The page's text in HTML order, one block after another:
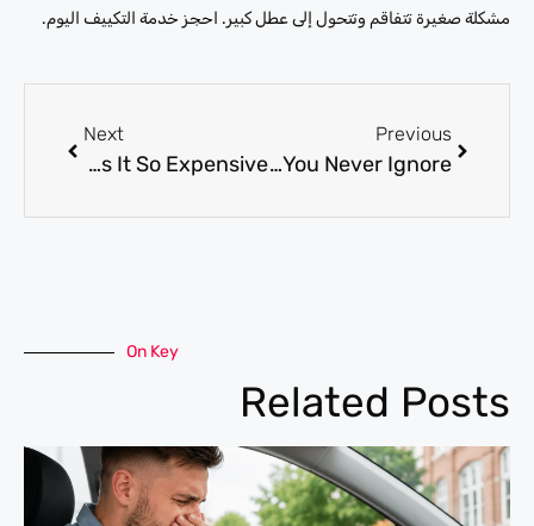
مشكلة صغيرة تتفاقم وتتحول إلى عطل كبير. احجز خدمة التكييف اليوم.
Previous
Audi AC Condenser Replacement: What Signs Should You Never Ignore?
Next
Audi AC Compressor Replacement: Why Is It So Expensive?
On Key
Related Posts